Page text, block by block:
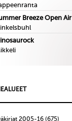
Breeze Open Air
2005-16 (675)